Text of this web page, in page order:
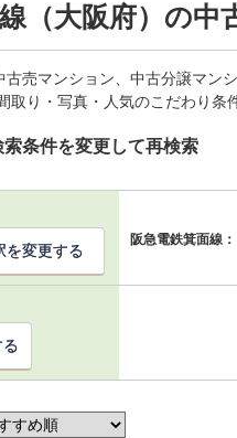
（大阪府）の
古売マンション、中古分譲マン
取り・写真・人気のこだわり条
条件を変更して再検索
阪急電鉄箕面線：
を変更する